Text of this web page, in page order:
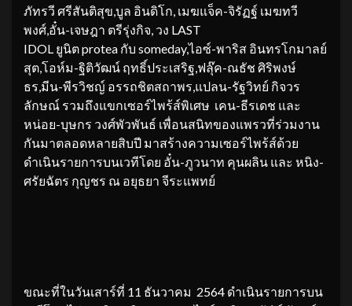
ภัทรวี ศรีสันติสุข,บูล อินดิโก, เมฆแจ็ค-จิรัฏฐ์ เมฆทวี
พงศ์,อั๋น-เจษฎา ตรีรุ่งกิจ, วง LAST
IDOL ยูนิต protea กับ someday,ไอซ์-พาริส อินทรโกมาลย์
สุต,โอห์ม-ฐิติวัฒน์ ฤทธิ์ประเสริฐ,ฟลุ๊ค-ณธัช ศิริพงษ์
ธร,มีน-พีรวิชญ์ อรรถชิตสถาพร,แปลน-รัฐวิทย์ กิจวร
ลักษณ์ รวมถึงแขกเซอร์ไพร้ส์พิเศษ เคน-ธีรเดช และ
หน่อย-บุษกร วงศ์พัวพันธ์ เพื่อนสนิทของแพรวที่ร่วมงาน
กันมาตลอดหลายสิบปี มาสร้างความเซอร์ไพร้ส์ด้วย
ดำเนินรายการบนเวทีโดย อั๋น-ภูวนาท คุนผลิน และ หนิง-
ศรัยฉัตร กุญชร ณ อยุธยา จีระแพทย์
ขณะที่ในวันเสาร์ที่ 11 ธันวาคม 2564 ดำเนินรายการบน